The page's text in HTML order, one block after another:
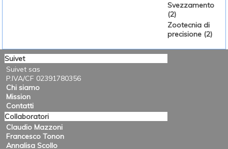
Svezzamento
(2)
Zootecnia di
precisione (2)
Suivet
Suivet sas
P.IVA/CF 02391780356
Chi siamo
Mission
Contatti
Collaboratori
Claudio Mazzoni
Francesco Tonon
Annalisa Scollo